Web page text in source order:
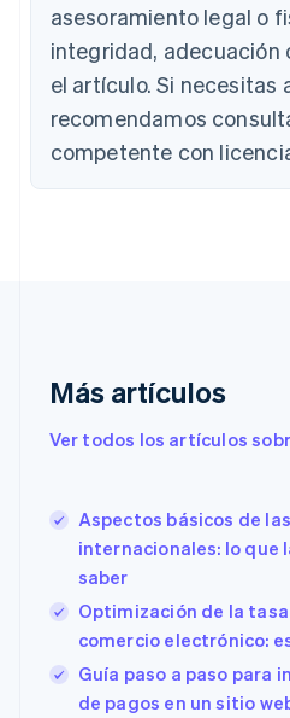
asesoramiento legal o
integridad, adecuación
el artículo. Si
recomendamos
competente con
Más artículos
Ver todos los artículos
Aspectos básicos de
internacionales: lo que
saber
Optimización de la
comercio electrónico:
Guía paso a paso para
de pagos en un sitio
PortuguêsEnglish
Bulgaria
English
Canadá
EnglishFrançais
China continental
Chipre
Eslovaquia
Eslovenia
EspañolEnglish
Estados Unidos
English
Estonia
English
Finlandia
English
Francia
FrançaisEnglish